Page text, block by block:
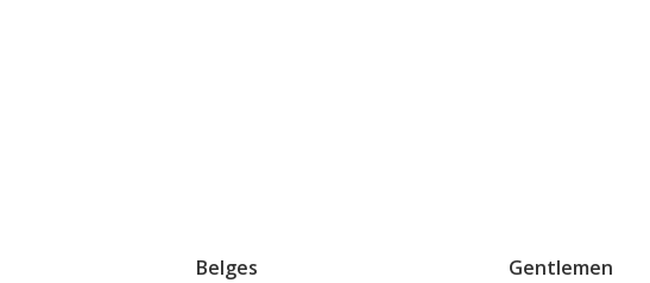
Belges Gentlemen